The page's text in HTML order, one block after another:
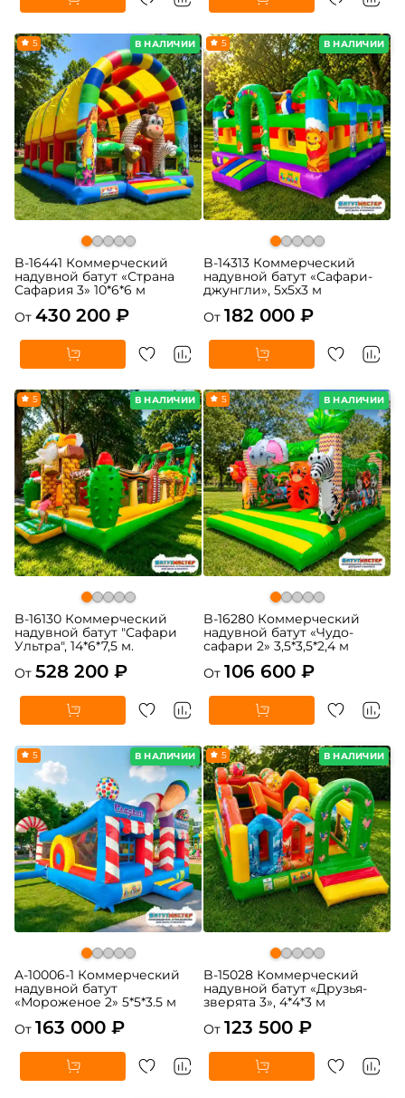
В НАЛИЧИИ
5
B-16441 Коммерческий
надувной батут «Страна
Сафария 3» 10*6*6 м
От 430 200 ₽
В НАЛИЧИИ
5
B-14313 Коммерческий
надувной батут «Сафари-
джунгли», 5x5x3 м
От 182 000 ₽
В НАЛИЧИИ
5
B-16130 Коммерческий
надувной батут "Сафари
Ультра", 14*6*7,5 м.
От 528 200 ₽
В НАЛИЧИИ
5
B-16280 Коммерческий
надувной батут «Чудо-
сафари 2» 3,5*3,5*2,4 м
От 106 600 ₽
В НАЛИЧИИ
5
A-10006-1 Коммерческий
надувной батут
«Мороженое 2» 5*5*3.5 м
От 163 000 ₽
В НАЛИЧИИ
5
B-15028 Коммерческий
надувной батут «Друзья-
зверята 3», 4*4*3 м
От 123 500 ₽